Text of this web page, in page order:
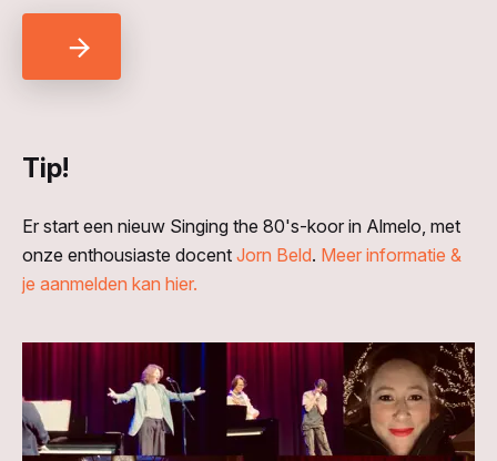
Tip!
Er start een nieuw Singing the 80's-koor in Almelo, met
onze enthousiaste docent Jorn Beld. Meer informatie &
je aanmelden kan hier.